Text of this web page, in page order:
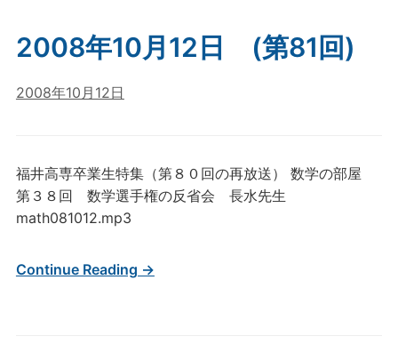
2008年10月12日 (第81回)
2008年10月12日
福井高専卒業生特集（第８０回の再放送） 数学の部屋
第３８回 数学選手権の反省会 長水先生
math081012.mp3
Continue Reading →